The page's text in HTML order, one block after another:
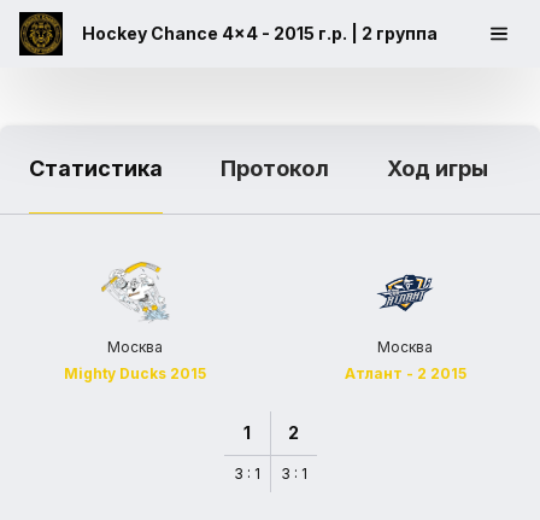
Hockey Chance 4x4 - 2015 г.р. | 2 группа
Статистика Протокол Ход игры
Москва
Mighty Ducks 2015
Москва
Атлант - 2 2015
1
3 : 1
2
3 : 1